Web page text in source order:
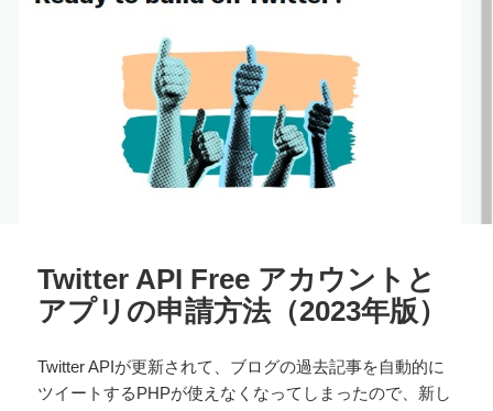
Twitter API Free アカウントと
アプリの申請方法（2023年版）
Twitter APIが更新されて、ブログの過去記事を自動的に
ツイートするPHPが使えなくなってしまったので、新し